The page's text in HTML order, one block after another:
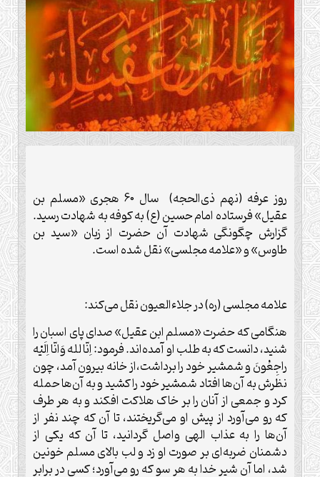
روز عرفه (نهم ذی‌الحجه) سال 60 هجری «مسلم بن
عقیل» فرستاده امام حسین (ع) به کوفه به شهادت رسید.
گزارش چگونگی شهادت آن حضرت از زبان «سید بن
طاوس» و «علامه مجلسی» نقل شده است.
علامه مجلسی (ره) در جلاء‌العیون نقل می‌کند:
هنگامی که حضرت «مسلم ابن عقیل» صدای پای اسبان را
شنید، دانست که به طلب او آمده‌اند. فرمود: اِنّا لله وَانّا اِلَیْه
راجِعُونَ و شمشیر خود را برداشت،از خانه بیرون آمد، چون
نظرش به آن‌ها افتاد شمشیر خود را کشید و به آن‌ها حمله
کرد و جمعی از آنان را بر خاک هلاکت افکند و به هر طرف
که رو می‌آورد از پیش او می‌‌گریختند، تا آن که چند نفر از
آن‌ها را به عذاب الهی واصل گردانید، تا آن که یکی از
دشمنان ضربه‌ای بر صورت او زد و لب بالای مسلم خونین
شد، اما آن شیر خدا به هر سو که رو می‌آورد؛ کسی در برابر